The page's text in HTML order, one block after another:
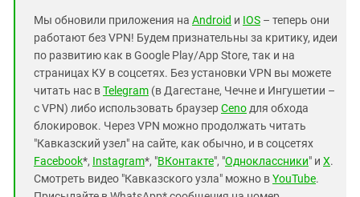
Мы обновили приложения на Android и IOS – теперь они
работают без VPN! Будем признательны за критику, идеи
по развитию как в Google Play/App Store, так и на
страницах КУ в соцсетях. Без установки VPN вы можете
читать нас вTelegram (в Дагестане, Чечне и Ингушетии –
с VPN) либо использовать браузерCenoдля обхода
блокировок. Через VPN можно продолжать читать
"Кавказский узел" на сайте, как обычно, и в соцсетях
Facebook*, Instagram*, "ВКонтакте", "Одноклассники" и X.
Смотреть видео "Кавказского узла" можно вYouTube.